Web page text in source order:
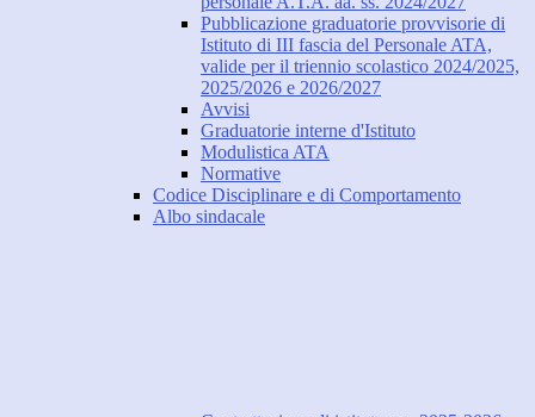
Pubblicazione graduatorie provvisorie di
Istituto di III fascia del Personale ATA,
valide per il triennio scolastico 2024/2025,
2025/2026 e 2026/2027
Avvisi
Graduatorie interne d'Istituto
Modulistica ATA
Normative
Codice Disciplinare e di Comportamento
Albo sindacale